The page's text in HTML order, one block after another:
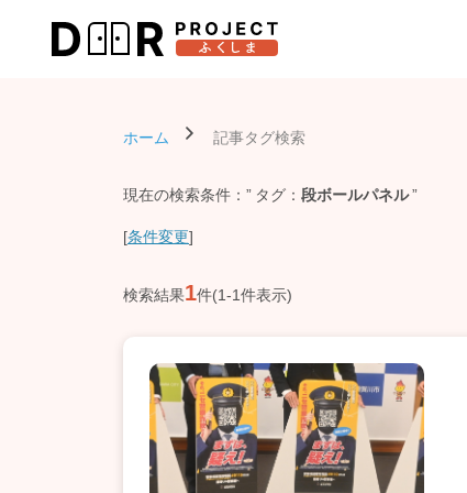
ホーム 記事タグ検索
現在の検索条件： タグ 段ボールパネル
[条件変更]
検索結果1件(1-1件表示)